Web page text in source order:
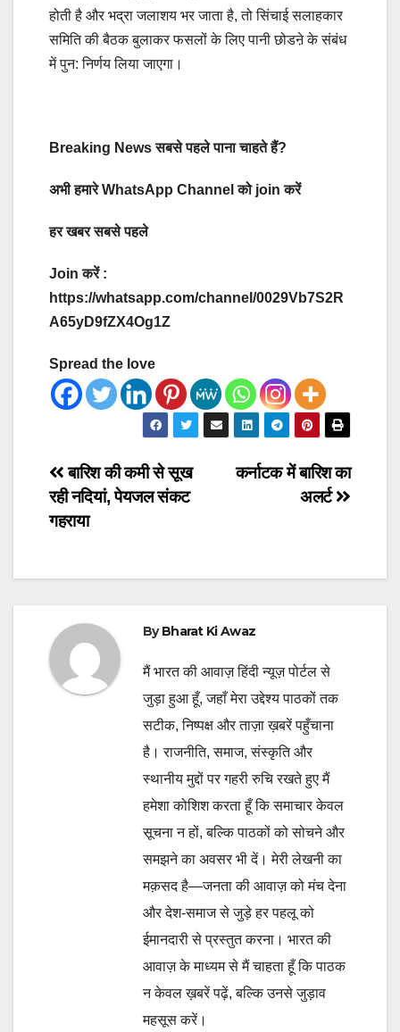
होती है और भद्रा जलाशय भर जाता है, तो सिंचाई सलाहकार
समिति की बैठक बुलाकर फसलों के लिए पानी छोडऩे के संबंध
में पुन: निर्णय लिया जाएगा।
Breaking News सबसे पहले पाना चाहते हैं?
अभी हमारे WhatsApp Channel को join करें
हर खबर सबसे पहले
Join करें :
https://whatsapp.com/channel/0029Vb7S2R
A65yD9fZX4Og1Z
Spread the love
Post
navigation
कर्नाटक में बारिश का
अलर्ट
बारिश की कमी से सूख
रही नदियां, पेयजल संकट
गहराया
ByBharat Ki Awaz
मैं भारत की आवाज़ हिंदी न्यूज़ पोर्टल से
जुड़ा हुआ हूँ, जहाँ मेरा उद्देश्य पाठकों तक
सटीक, निष्पक्ष और ताज़ा ख़बरें पहुँचाना
है। राजनीति, समाज, संस्कृति और
स्थानीय मुद्दों पर गहरी रुचि रखते हुए मैं
हमेशा कोशिश करता हूँ कि समाचार केवल
सूचना न हों, बल्कि पाठकों को सोचने और
समझने का अवसर भी दें। मेरी लेखनी का
मक़सद है—जनता की आवाज़ को मंच देना
और देश-समाज से जुड़े हर पहलू को
ईमानदारी से प्रस्तुत करना। भारत की
आवाज़ के माध्यम से मैं चाहता हूँ कि पाठक
न केवल ख़बरें पढ़ें, बल्कि उनसे जुड़ाव
महसूस करें।